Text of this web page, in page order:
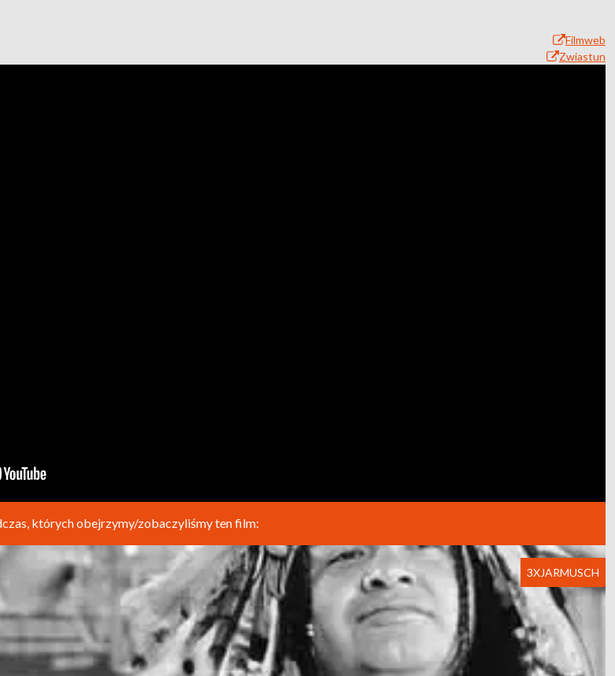
Filmweb
Zwiastun
których obejrzymy/zobaczyliśmy ten film:
3XJARMUSCH